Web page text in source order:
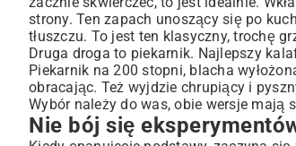
strony. Ten zapach unoszący się po
tłuszczu. To jest ten klasyczny, trochę
Druga droga to piekarnik. Najlepszy
Piekarnik na 200 stopni, blacha
obracając. Też wyjdzie chrupiący i
Wybór należy do was, obie wersje
Nie bój się